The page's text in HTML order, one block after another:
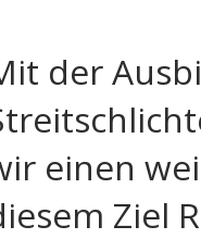
der
einen
Ziel